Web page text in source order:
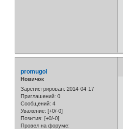
promugol
Новичок
Зарегистрирован: 2014-04-17
Приглашений: 0
Сообщений: 4
Уважение: [+0/-0]
Позитив: [+0/-0]
Провел на форуме: